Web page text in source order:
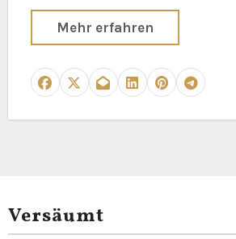
Mehr erfahren
Versäumt